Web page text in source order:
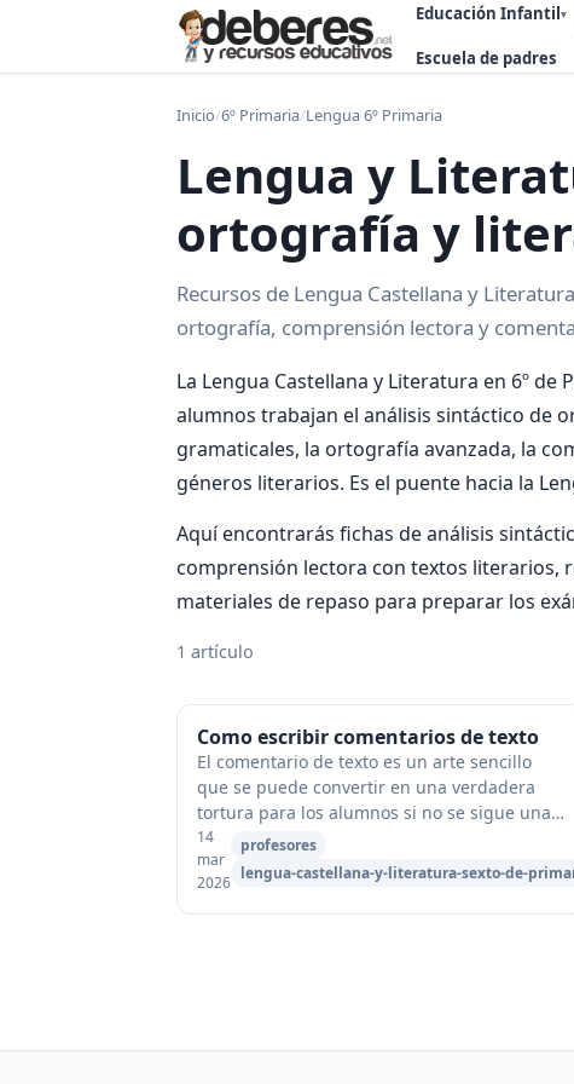
Educación Infantil▾
Escuela de padres
Inicio/6º Primaria/Lengua 6º Primaria
Lengua y
ortografía y
Recursos de Lengua Castellana y
ortografía, comprensión lectora y
La Lengua Castellana y Literatura en 6º
alumnos trabajan el análisis sintáctico de
gramaticales, la ortografía avanzada, la
géneros literarios. Es el puente hacia la
Aquí encontrarás fichas de análisis
comprensión lectora con textos literarios,
materiales de repaso para preparar los
1 artículo
Como escribir comentarios de texto
El comentario de texto es un arte sencillo
que se puede convertir en una verdadera
tortura para los alumnos si no se sigue una
metodología adecuada. Son muchas las
técnicas y procedimientos empleados ...
14
mar
2026
profesores
lengua-castellana-y-literatura-sexto-de-